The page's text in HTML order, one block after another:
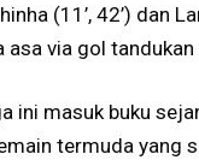
(11’, 42’) dan
via gol tandukan
ini masuk buku
termuda yang